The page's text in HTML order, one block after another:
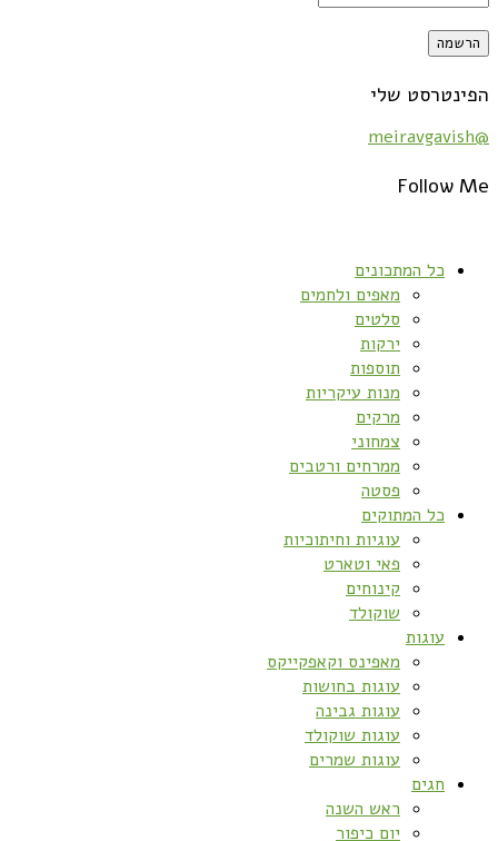
הפינטרסט שלי
@meiravgavish
Follow Me
כל המתכונים
מאפים ולחמים
סלטים
ירקות
תוספות
מנות עיקריות
מרקים
צמחוני
ממרחים ורטבים
פסטה
כל המתוקים
עוגיות וחיתוכיות
פאי וטארט
קינוחים
שוקולד
עוגות
מאפינס וקאפקייקס
עוגות בחושות
עוגות גבינה
עוגות שוקולד
עוגות שמרים
חגים
ראש השנה
יום כיפור